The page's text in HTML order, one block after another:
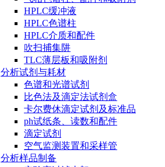
HPLC缓冲液
HPLC色谱柱
HPLC介质和配件
吹扫捕集阱
TLC薄层板和吸附剂
分析试剂与耗材
色谱和光谱试剂
比色法及滴定法试剂盒
卡尔费休滴定试剂及标准品
ph试纸条、读数和配件
滴定试剂
空气监测装置和采样管
分析样品制备